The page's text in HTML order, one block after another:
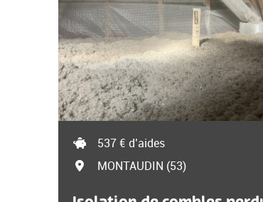
537 € d’aides
MONTAUDIN (53)